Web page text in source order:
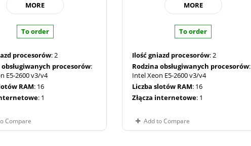
MORE
To order
procesorów: 2
obsługiwanych procesorów:
E5-2600 v3/v4
RAM: 16
: 1
Compare
MORE
To order
Ilość gniazd procesorów: 2
Rodzina obsługiwanych procesorów:
Intel Xeon E5-2600 v3/v4
Liczba slotów RAM: 16
Złącza internetowe: 1
Add to Compare